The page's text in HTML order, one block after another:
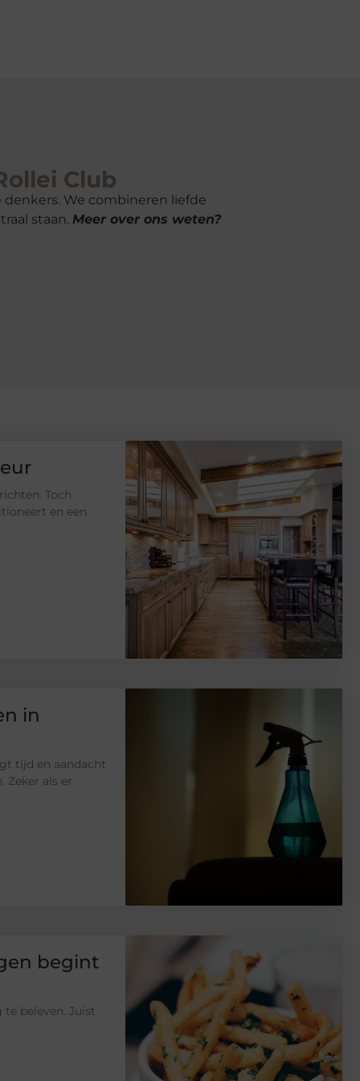
Club
We combineren liefde
staan. Meer over ons weten?
Toch
en een
in
tijd en aandacht
Zeker als er
begint
beleven. Juist